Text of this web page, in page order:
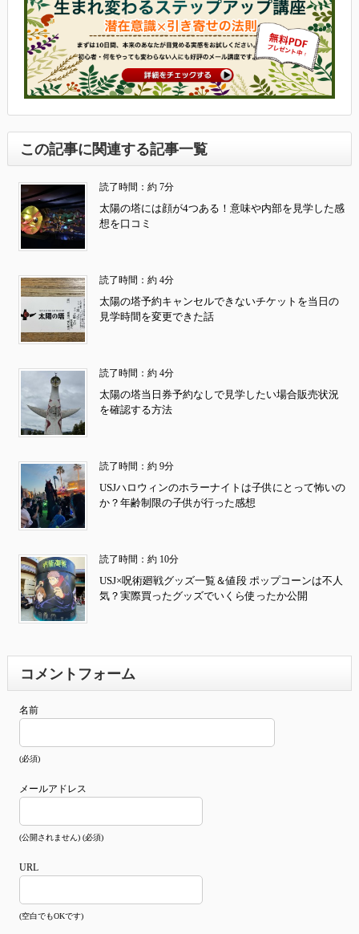
この記事に関連する記事一覧
読了時間：約 7分
太陽の塔には顔が4つある！意味や内部を見学した感
想を口コミ
読了時間：約 4分
太陽の塔予約キャンセルできないチケットを当日の
見学時間を変更できた話
読了時間：約 4分
太陽の塔当日券予約なしで見学したい場合販売状況
を確認する方法
読了時間：約 9分
USJハロウィンのホラーナイトは子供にとって怖いの
か？年齢制限の子供が行った感想
読了時間：約 10分
USJ×呪術廻戦グッズ一覧＆値段 ポップコーンは不人
気？実際買ったグッズでいくら使ったか公開
コメントフォーム
名前
(必須)
メールアドレス
(公開されません) (必須)
URL
(空白でもOKです)